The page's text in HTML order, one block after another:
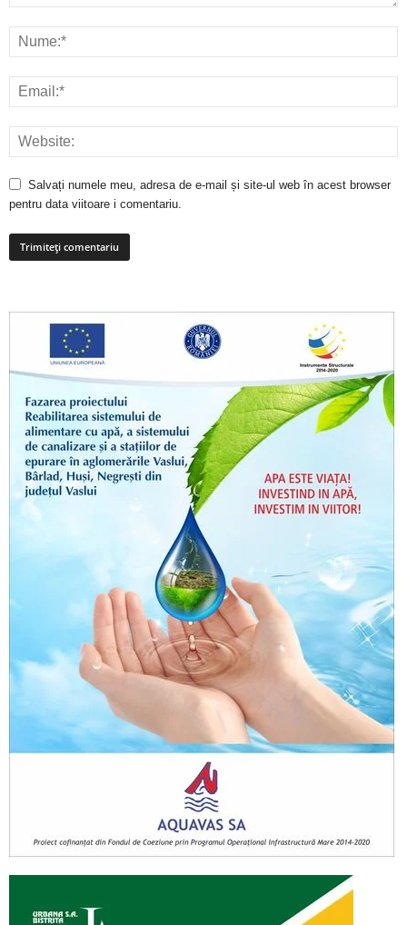
Salvați numele meu, adresa de e-mail și site-ul web în acest browser
pentru data viitoare i comentariu.